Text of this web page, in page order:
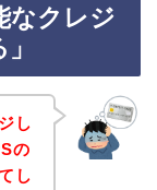
なクレジ
し
の
し